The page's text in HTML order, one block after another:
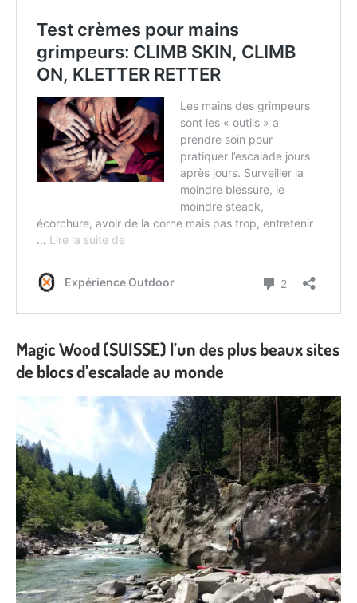
Magic Wood (SUISSE) l’un des plus beaux sites
de blocs d’escalade au monde